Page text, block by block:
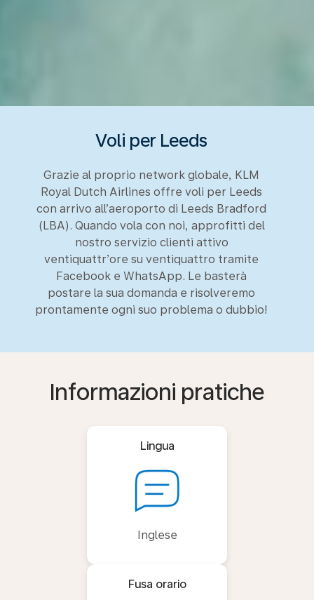
Voli per Leeds
Grazie al proprio network globale, KLM
Royal Dutch Airlines offre voli per Leeds
con arrivo all’aeroporto di Leeds Bradford
(LBA). Quando vola con noi, approfitti del
nostro servizio clienti attivo
ventiquattr’ore su ventiquattro tramite
Facebook e WhatsApp. Le basterà
postare la sua domanda e risolveremo
prontamente ogni suo problema o dubbio!
Informazioni pratiche
Lingua
Inglese
Fusa orario